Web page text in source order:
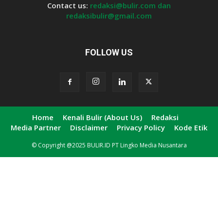
Contact us: redaksi@bulir.com dan
redaksibulir@gmail.com
FOLLOW US
Home Kenali Bulir (About Us)
Redaksi
Media Partner
Disclaimer Privacy Policy Kode Etik
© Copyright @2025 BULIR.ID PT Lingko Media Nusantara